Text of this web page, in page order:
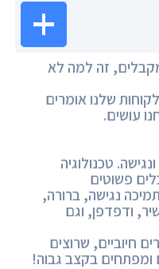
זה למה לא
שלנו אומרים
עושים.
טכנולוגיה
פשוטים
נגישה, ברורה,
ודפדפן, וגם
חיוביים, שרוצים
בקצב גבוה!